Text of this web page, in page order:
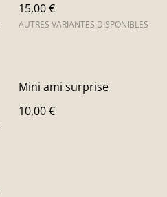
15,00 €
AUTRES VARIANTES DISPONIBLES
Mini ami surprise
10,00 €